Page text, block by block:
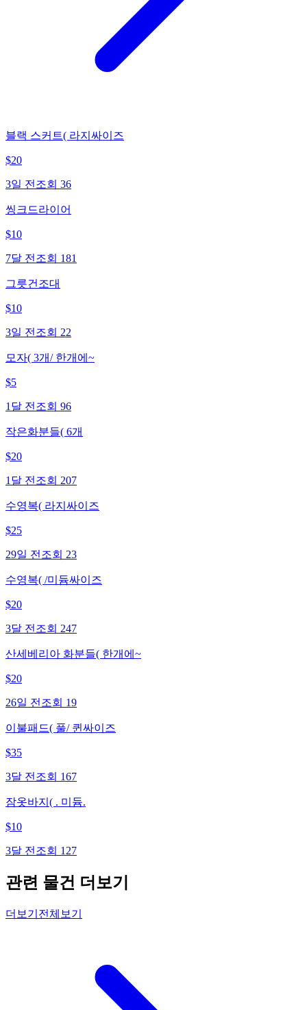
블랙 스커트( 라지싸이즈
$20
3일 전 조회 36
씽크드라이어
$10
7달 전 조회 181
그릇건조대
$10
3일 전 조회 22
모자( 3개/ 한개에~
$5
1달 전 조회 96
작은화분들( 6개
$20
1달 전 조회 207
수영복( 라지싸이즈
$25
29일 전 조회 23
수영복( /미듐싸이즈
$20
3달 전 조회 247
산세베리아 화분들( 한개에~
$20
26일 전 조회 19
이불패드( 풀/ 퀸싸이즈
$35
3달 전 조회 167
잠옷바지( . 미듐.
$10
3달 전 조회 127
관련 물건 더보기
더보기 전체보기